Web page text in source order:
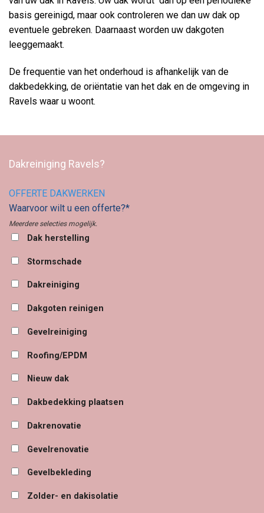
basis gereinigd, maar ook controleren we dan uw dak op
eventuele gebreken. Daarnaast worden uw dakgoten
leeggemaakt.
De frequentie van het onderhoud is afhankelijk van de
dakbedekking, de oriëntatie van het dak en de omgeving in
Ravels waar u woont.
Dakreiniging Ravels?
OFFERTE DAKWERKEN
Waarvoor wilt u een offerte?*
Meerdere selecties mogelijk.
Dak herstelling
Stormschade
Dakreiniging
Dakgoten reinigen
Gevelreiniging
Roofing/EPDM
Nieuw dak
Dakbedekking plaatsen
Dakrenovatie
Gevelrenovatie
Gevelbekleding
Zolder- en dakisolatie